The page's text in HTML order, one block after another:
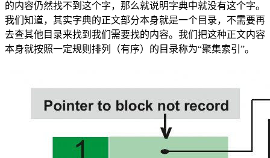
的内容仍然找不到这个字，那么就说明字典中就没有这个字。
我们知道，其实字典的正文部分本身就是一个目录，不需要再
去查其他目录来找到我们需要找的内容。我们把这种正文内容
本身就按照一定规则排列（有序）的目录称为“聚集索引”。